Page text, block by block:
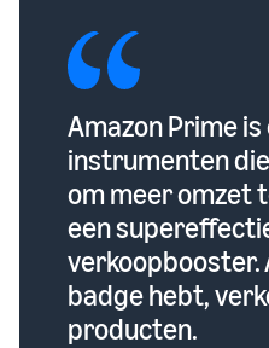
Amazon Prime is
instrumenten
om meer omzet
een
verkoopbooster.
badge hebt,
producten.